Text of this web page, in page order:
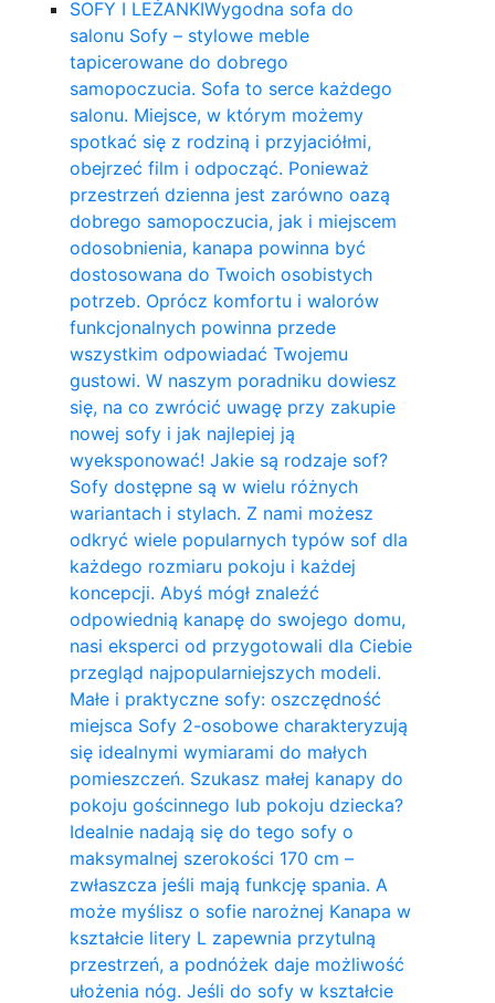
SOFY I LEŻANKIWygodna sofa do
salonu Sofy – stylowe meble
tapicerowane do dobrego
samopoczucia. Sofa to serce każdego
salonu. Miejsce, w którym możemy
spotkać się z rodziną i przyjaciółmi,
obejrzeć film i odpocząć. Ponieważ
przestrzeń dzienna jest zarówno oazą
dobrego samopoczucia, jak i miejscem
odosobnienia, kanapa powinna być
dostosowana do Twoich osobistych
potrzeb. Oprócz komfortu i walorów
funkcjonalnych powinna przede
wszystkim odpowiadać Twojemu
gustowi. W naszym poradniku dowiesz
się, na co zwrócić uwagę przy zakupie
nowej sofy i jak najlepiej ją
wyeksponować! Jakie są rodzaje sof?
Sofy dostępne są w wielu różnych
wariantach i stylach. Z nami możesz
odkryć wiele popularnych typów sof dla
każdego rozmiaru pokoju i każdej
koncepcji. Abyś mógł znaleźć
odpowiednią kanapę do swojego domu,
nasi eksperci od przygotowali dla Ciebie
przegląd najpopularniejszych modeli.
Małe i praktyczne sofy: oszczędność
miejsca Sofy 2-osobowe charakteryzują
się idealnymi wymiarami do małych
pomieszczeń. Szukasz małej kanapy do
pokoju gościnnego lub pokoju dziecka?
Idealnie nadają się do tego sofy o
maksymalnej szerokości 170 cm –
zwłaszcza jeśli mają funkcję spania. A
może myślisz o sofie narożnej Kanapa w
kształcie litery L zapewnia przytulną
przestrzeń, a podnóżek daje możliwość
ułożenia nóg. Jeśli do sofy w kształcie